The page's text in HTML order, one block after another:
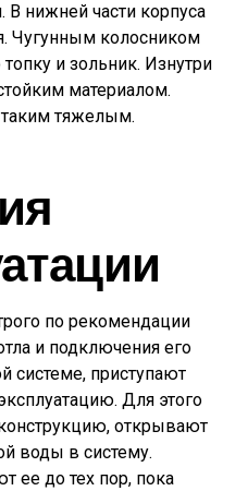
В нижней части корпуса
Чугунным колосником
и зольник. Изнутри
материалом.
таким тяжелым.
по рекомендации
и подключения его
системе, приступают
Для этого
открывают
воды в систему.
ее до тех пор, пока